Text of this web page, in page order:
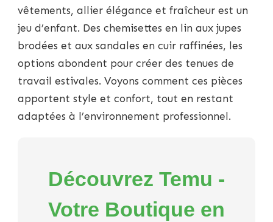
:
ÉLÉGANCE
ET
CONFORT
LE
SOLEIL
vêtements, allier élégance et fraîcheur est un
jeu d’enfant. Des chemisettes en lin aux jupes
brodées et aux sandales en cuir raffinées, les
options abondent pour créer des tenues de
travail estivales. Voyons comment ces pièces
apportent style et confort, tout en restant
adaptées à l’environnement professionnel.
Découvrez Temu -
Votre Boutique en